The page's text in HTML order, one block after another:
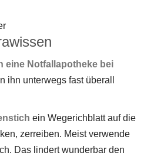
eine Notfallapotheke bei
ihn unterwegs fast überall
ein Wegerichblatt auf die
zerreiben. Meist verwende
Das lindert wunderbar den